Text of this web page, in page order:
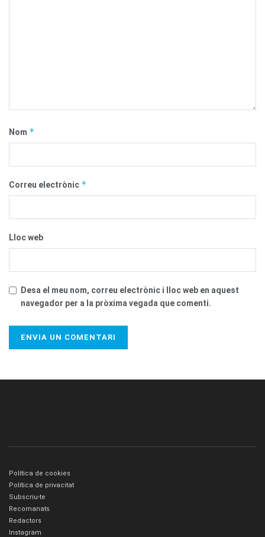
Nom *
Correu electrònic *
Lloc web
Desa el meu nom, correu electrònic i lloc web en aquest
navegador per a la pròxima vegada que comenti.
Política de cookies
Política de privacitat
Subscriu-te
Recomanats
Redactors
Instagram